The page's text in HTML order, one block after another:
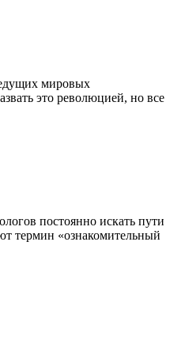
мировых
это революцией, но все
постоянно искать пути
термин «ознакомительный